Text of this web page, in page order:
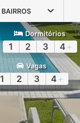
BAIRROS
Dormitórios
1 2 3 4 +
Vagas
1 2 3 4 +